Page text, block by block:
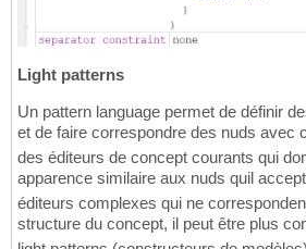
Light patterns
Un pattern language permet de définir
et de faire correspondre des nuds avec
des éditeurs de concept courants qui
apparence similaire aux nuds quil
éditeurs complexes qui ne
structure du concept, il peut être plus